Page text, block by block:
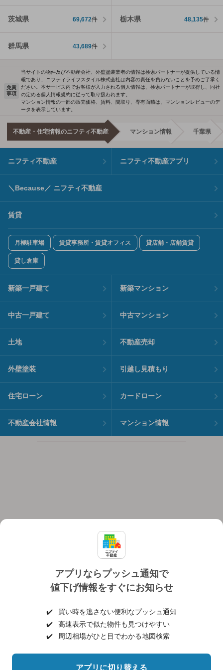
茨城県 69,672件 栃木県 48,135件
群馬県 43,689件
アプリならプッシュ通知で
値下げ情報をすぐにお知らせ
✔️
買い時を逃さない便利なプッシュ通知
✔️
高速表示で似た物件も見つけやすい
✔️
周辺相場がひと目でわかる地図検索
アプリに切り替える
免責
事項
当サイトの物件及び不動産会社、外壁塗装業者の情報は検索パートナーが提供している情
報であり、ニフティライフスタイル株式会社は内容の責任を負わないことを予めご了承く
ださい。本サービス内でお客様が入力される個人情報は、検索パートナーが取得し、同社
の定める個人情報規約に従って取り扱われます。
マンション情報の一部の販売価格、賃料、間取り、専有面積は、マンションレビューのデ
ータを表示しています。
不動産・住宅情報のニフティ不動産 マンション情報 千葉県
ニフティ不動産 ニフティ不動産アプリ
＼Because／ ニフティ不動産
賃貸
月極駐車場 賃貸事務所・賃貸オフィス 貸店舗・店舗賃貸
貸し倉庫
新築一戸建て 新築マンション
中古一戸建て 中古マンション
土地 不動産売却
外壁塗装 引越し見積もり
住宅ローン カードローン
不動産会社情報 マンション情報
個人情報保護ポリシー 利用規約
ヘルプ・お問い合わせ 採用情報